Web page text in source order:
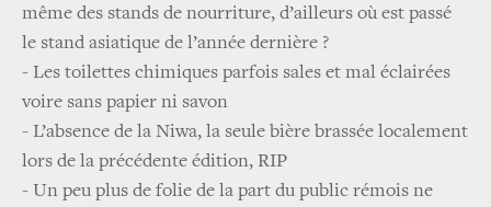
même des stands de nourriture, d’ailleurs où est passé
le stand asiatique de l’année dernière ?
- Les toilettes chimiques parfois sales et mal éclairées
voire sans papier ni savon
- L’absence de la Niwa, la seule bière brassée localement
lors de la précédente édition, RIP
- Un peu plus de folie de la part du public rémois ne